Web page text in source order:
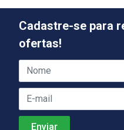
Cadastre-se para
ofertas!